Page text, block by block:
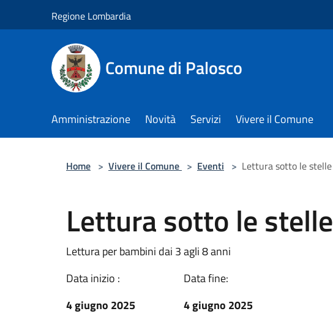
Regione Lombardia
Comune di Palosco
Amministrazione Novità Servizi Vivere il Comune
Home > Vivere il Comune > Eventi > Lettura sotto le stelle
Lettura sotto le stelle
Lettura per bambini dai 3 agli 8 anni
Data inizio :
4 giugno 2025
Data fine:
4 giugno 2025